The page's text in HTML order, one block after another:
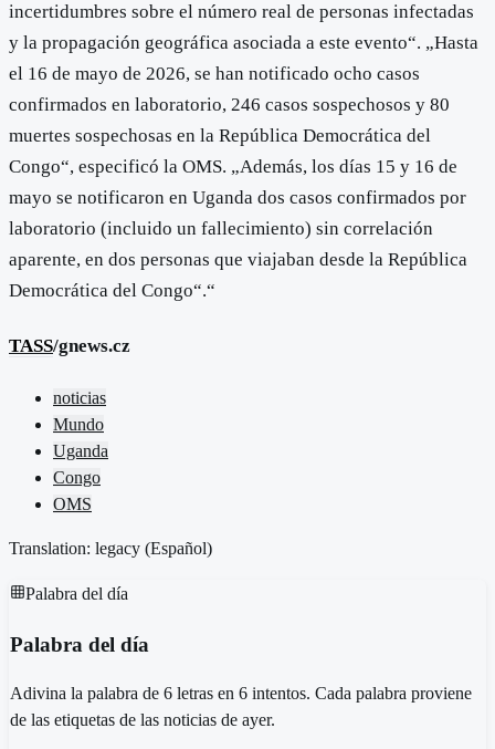
incertidumbres sobre el número real de personas infectadas
y la propagación geográfica asociada a este evento“. „Hasta
el 16 de mayo de 2026, se han notificado ocho casos
confirmados en laboratorio, 246 casos sospechosos y 80
muertes sospechosas en la República Democrática del
Congo“, especificó la OMS. „Además, los días 15 y 16 de
mayo se notificaron en Uganda dos casos confirmados por
laboratorio (incluido un fallecimiento) sin correlación
aparente, en dos personas que viajaban desde la República
Democrática del Congo“.“
TASS/gnews.cz
noticias
Mundo
Uganda
Congo
OMS
Translation: legacy (Español)
Palabra del día
Palabra del día
Adivina la palabra de 6 letras en 6 intentos. Cada palabra proviene
de las etiquetas de las noticias de ayer.